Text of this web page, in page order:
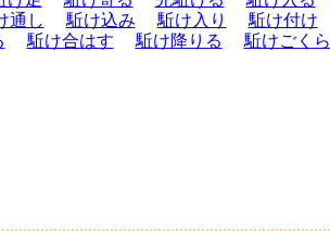
通し 駈け込み 駈け入り 駈け付け
駈け合はす 駈け降りる 駈けごくら